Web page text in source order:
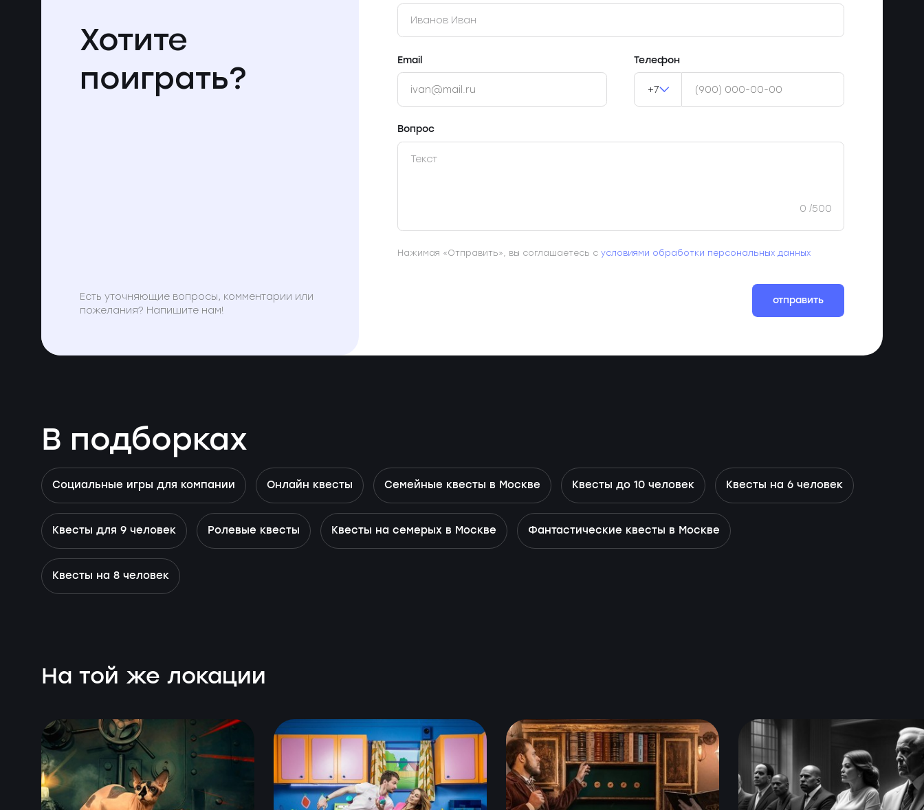
Хотите
поиграть?
Есть уточняющие вопросы, комментарии или
пожелания? Напишите нам!
Email Телефон
+7
Вопрос
0 /500
Нажимая «Отправить», вы соглашаетесь с условиями обработки персональных данных
отправить
В подборках
Социальные игры для компании Онлайн квесты Семейные квесты в Москве Квесты до 10 человек Квесты на 6 человек
Квесты для 9 человек Ролевые квесты Квесты на семерых в Москве Фантастические квесты в Москве
Квесты на 8 человек
На той же локации